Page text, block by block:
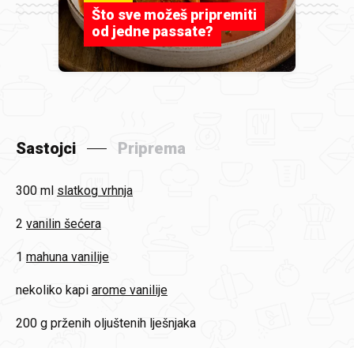
Što sve možeš pripremiti
od jedne passate?
Sastojci Priprema
300 ml slatkog vrhnja
2 vanilin šećera
1 mahuna vanilije
nekoliko kapi arome vanilije
200 g prženih oljuštenih lješnjaka